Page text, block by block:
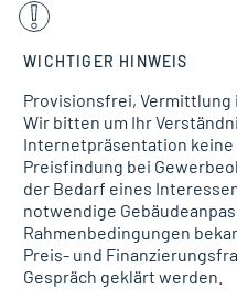
WICHTIGER HINWEIS
Provisionsfrei, Vermittlung
Wir bitten um Ihr
Internetpräsentation keine
Preisfindung bei
der Bedarf eines
notwendige
Rahmenbedingungen
Preis- und
Gespräch geklärt werden.